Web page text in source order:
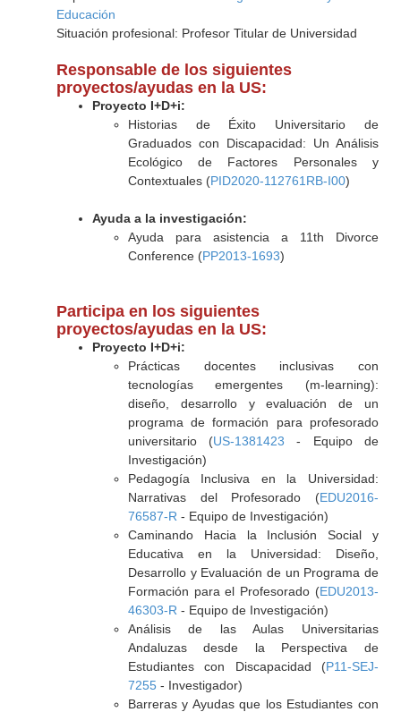
Educación
Situación profesional: Profesor Titular de Universidad
Responsable de los siguientes
proyectos/ayudas en la US:
Proyecto I+D+i:
Historias de Éxito Universitario de
Graduados con Discapacidad: Un Análisis
Ecológico de Factores Personales y
Contextuales (PID2020-112761RB-I00)
Ayuda a la investigación:
Ayuda para asistencia a 11th Divorce
Conference (PP2013-1693)
Participa en los siguientes
proyectos/ayudas en la US:
Proyecto I+D+i:
Prácticas docentes inclusivas con
tecnologías emergentes (m-learning):
diseño, desarrollo y evaluación de un
programa de formación para profesorado
universitario (US-1381423 - Equipo de
Investigación)
Pedagogía Inclusiva en la Universidad:
Narrativas del Profesorado (EDU2016-
76587-R - Equipo de Investigación)
Caminando Hacia la Inclusión Social y
Educativa en la Universidad: Diseño,
Desarrollo y Evaluación de un Programa de
Formación para el Profesorado (EDU2013-
46303-R - Equipo de Investigación)
Análisis de las Aulas Universitarias
Andaluzas desde la Perspectiva de
Estudiantes con Discapacidad (P11-SEJ-
7255- Investigador)
Barreras y Ayudas que los Estudiantes con